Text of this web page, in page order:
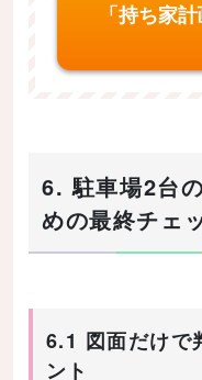
「持ち家
6. 駐車場2台
めの最終チェ
6.1 図面だけで
ント